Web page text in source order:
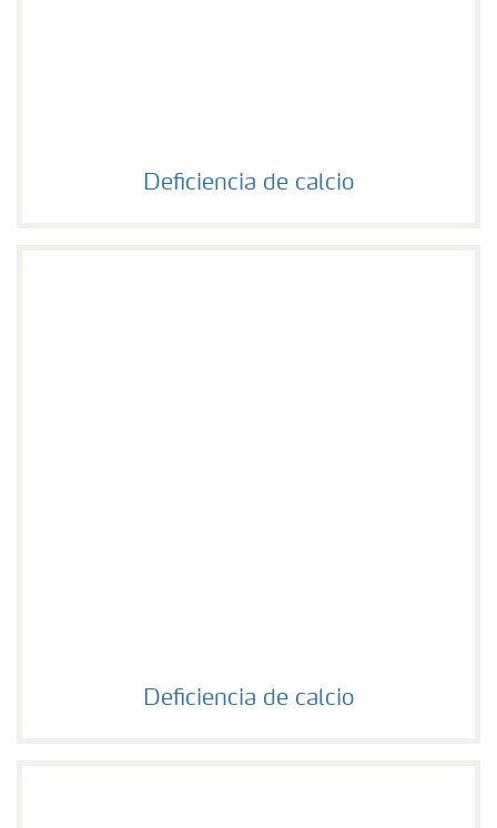
Deficiencia de calcio
Deficiencia de calcio
Deficiencia de calcio
Deficiencia de calcio